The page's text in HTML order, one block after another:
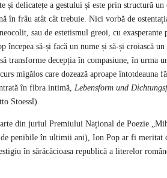
și delicatețe a gestului și este prin structură
în frâu atât cât trebuie. Nici vorbă de
sau de estetismul greoi, cu
începea să-și facă un nume și să-și croiască
transforme decepția în compasiune, în urma
migălos care dozează aproape
în fibra intimă, Lebensform und
Stoessl).
din juriul Premiului Național de Poezie
penibile în ultimii ani), Ion Pop ar fi meritat
în sărăcăcioasa republică a literelor